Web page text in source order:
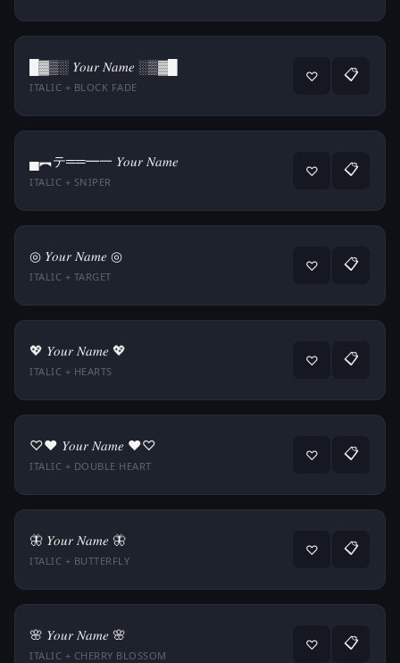
█▓▒░ 𝑌𝑜𝑢𝑟 𝑁𝑎𝑚𝑒 ░▒▓█
ITALIC + BLOCK FADE
♡ 📋
▄︻テ══━一 𝑌𝑜𝑢𝑟 𝑁𝑎𝑚𝑒
ITALIC + SNIPER
♡ 📋
◎ 𝑌𝑜𝑢𝑟 𝑁𝑎𝑚𝑒 ◎
ITALIC + TARGET
♡ 📋
💖 𝑌𝑜𝑢𝑟 𝑁𝑎𝑚𝑒 💖
ITALIC + HEARTS
♡ 📋
♡♥ 𝑌𝑜𝑢𝑟 𝑁𝑎𝑚𝑒 ♥♡
ITALIC + DOUBLE HEART
♡ 📋
🦋 𝑌𝑜𝑢𝑟 𝑁𝑎𝑚𝑒 🦋
ITALIC + BUTTERFLY
♡ 📋
🌸 𝑌𝑜𝑢𝑟 𝑁𝑎𝑚𝑒 🌸
ITALIC + CHERRY BLOSSOM
♡ 📋